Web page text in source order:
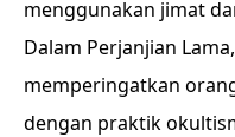
menggunakan jimat
Dalam Perjanjian
memperingatkan
dengan praktik